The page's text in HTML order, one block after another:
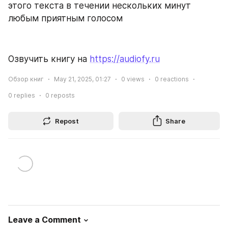
этого текста в течении нескольких минут
любым приятным голосом
Озвучить книгу на https://audiofy.ru
Обзор книг May 21, 2025, 01:27 0 views 0 reactions
0 replies 0 reposts
Repost Share
Leave a Comment